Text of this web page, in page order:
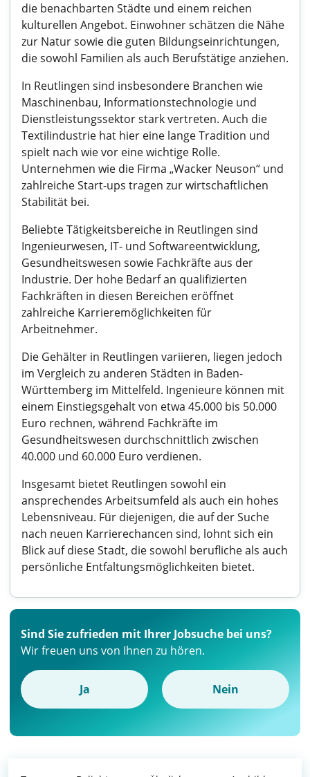
die benachbarten Städte und einem reichen
kulturellen Angebot. Einwohner schätzen die Nähe
zur Natur sowie die guten Bildungseinrichtungen,
die sowohl Familien als auch Berufstätige anziehen.
In Reutlingen sind insbesondere Branchen wie
Maschinenbau, Informationstechnologie und
Dienstleistungssektor stark vertreten. Auch die
Textilindustrie hat hier eine lange Tradition und
spielt nach wie vor eine wichtige Rolle.
Unternehmen wie die Firma „Wacker Neuson“ und
zahlreiche Start-ups tragen zur wirtschaftlichen
Stabilität bei.
Beliebte Tätigkeitsbereiche in Reutlingen sind
Ingenieurwesen, IT- und Softwareentwicklung,
Gesundheitswesen sowie Fachkräfte aus der
Industrie. Der hohe Bedarf an qualifizierten
Fachkräften in diesen Bereichen eröffnet
zahlreiche Karrieremöglichkeiten für
Arbeitnehmer.
Die Gehälter in Reutlingen variieren, liegen jedoch
im Vergleich zu anderen Städten in Baden-
Württemberg im Mittelfeld. Ingenieure können mit
einem Einstiegsgehalt von etwa 45.000 bis 50.000
Euro rechnen, während Fachkräfte im
Gesundheitswesen durchschnittlich zwischen
40.000 und 60.000 Euro verdienen.
Insgesamt bietet Reutlingen sowohl ein
ansprechendes Arbeitsumfeld als auch ein hohes
Lebensniveau. Für diejenigen, die auf der Suche
nach neuen Karrierechancen sind, lohnt sich ein
Blick auf diese Stadt, die sowohl berufliche als auch
persönliche Entfaltungsmöglichkeiten bietet.
Sind Sie zufrieden mit Ihrer Jobsuche bei uns?
Wir freuen uns von Ihnen zu hören.
Ja Nein